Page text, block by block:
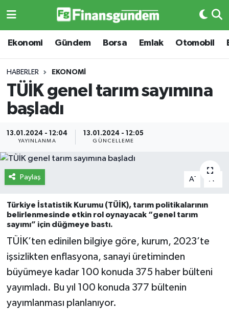
Ekonomi Gündem Borsa Emlak Otomobil
HABERLER EKONOMI
TÜİK genel tarım sayımına
başladı
13.01.2024 - 12:04
YAYINLANMA
13.01.2024 - 12:05
GÜNCELLEME
Paylaş A- A
Türkiye İstatistik Kurumu (TÜİK), tarım politikalarının
belirlenmesinde etkin rol oynayacak “genel tarım
sayımı” için düğmeye bastı.
TÜİK’ten edinilen bilgiye göre, kurum, 2023’te
işsizlikten enflasyona, sanayi üretiminden
büyümeye kadar 100 konuda 375 haber bülteni
yayımladı. Bu yıl 100 konuda 377 bültenin
yayımlanması planlanıyor.
Ekonomi
Borsa
Emlak
Emtia
Otomobil
Hakkımızda
Künye
Yasal Uyarı
Ekonomi
Borsa
Emlak
Otomobil
Emtia
Yapay Zeka